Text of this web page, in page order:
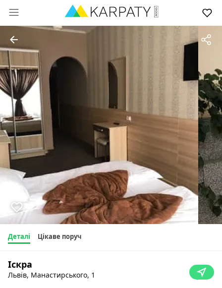
Деталі Цікаве поруч
Іскра
Львів, Манастирського, 1